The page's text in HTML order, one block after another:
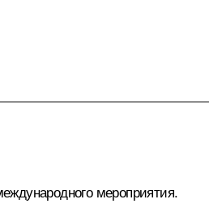
мероприятия.